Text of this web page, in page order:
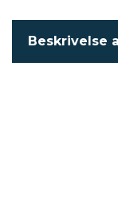
Beskrivelse